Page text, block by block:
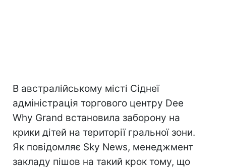
В австралійському місті Сіднеї
адміністрація торгового центру Dee
Why Grand встановила заборону на
крики дітей на території гральної зони.
Як повідомляє Sky News, менеджмент
закладу пішов на такий крок тому, що